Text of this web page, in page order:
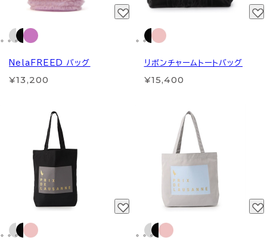
NelaFREED バッグ
¥13,200
リボンチャームトートバッグ
¥15,400